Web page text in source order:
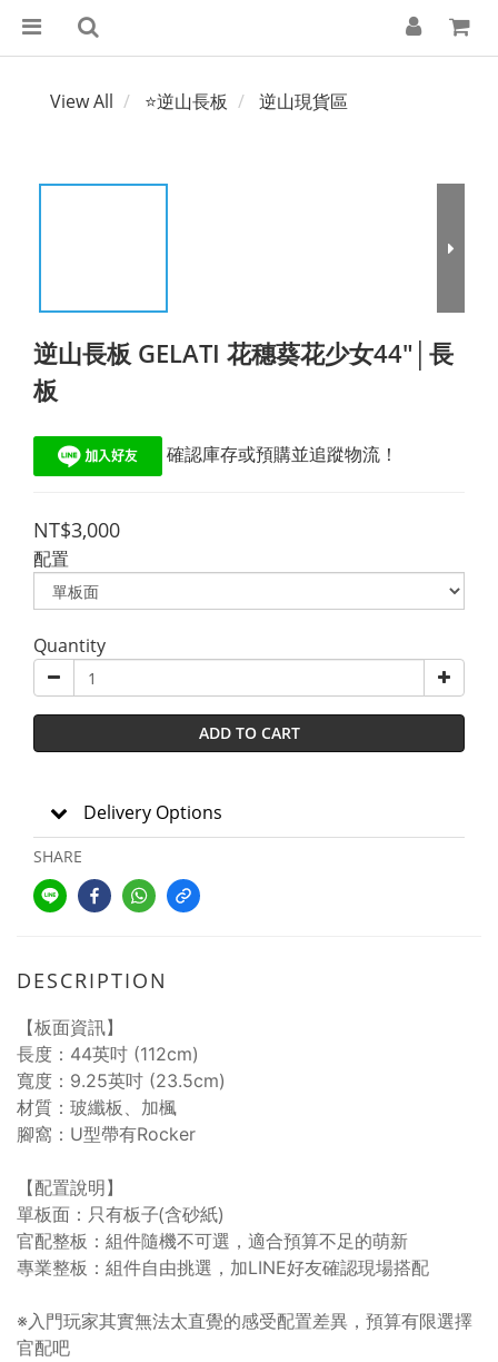
View All ⭐逆山長板 逆山現貨區
逆山長板 GELATI 花穗葵花少女44"│長
板
確認庫存或預購並追蹤物流！
NT$3,000
配置
Quantity
ADD TO CART
Delivery Options
SHARE
DESCRIPTION
【板面資訊】
長度：44英吋 (112cm)
寬度：9.25英吋 (23.5cm)
材質：玻纖板、加楓
腳窩：U型帶有Rocker
【配置說明】
單板面：只有板子(含砂紙)
官配整板：組件隨機不可選，適合預算不足的萌新
專業整板：組件自由挑選，加LINE好友確認現場搭配
※入門玩家其實無法太直覺的感受配置差異，預算有限選擇
官配吧